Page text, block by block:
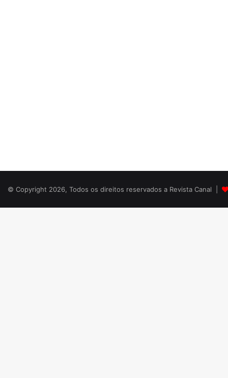
© Copyright 2026, Todos os direitos reservados a Revista Canal |